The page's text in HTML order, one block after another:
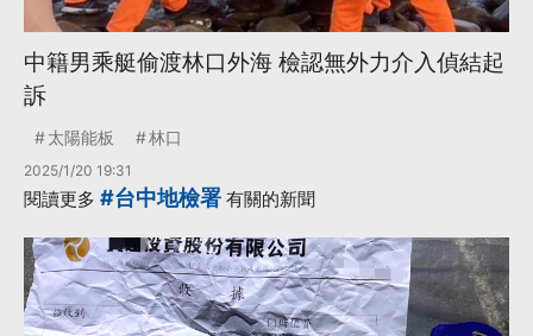
中籍男乘艇偷渡林口外海 檢認無外力介入偵結起
訴
太陽能板 林口
2025/1/20 19:31
閱讀更多 #台中地檢署 有關的新聞